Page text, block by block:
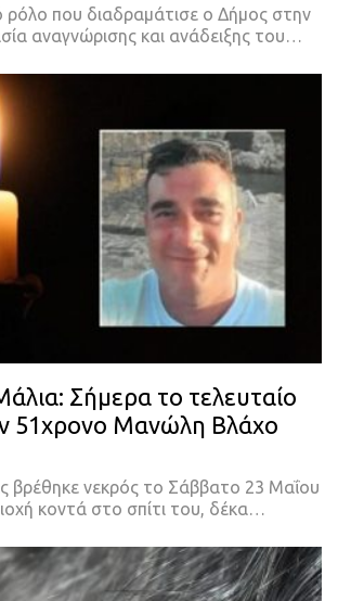
ρόλο που διαδραμάτισε ο Δήμος στην
αναγνώρισης και ανάδειξης του…
Σήμερα το τελευταίο
51χρονο Μανώλη Βλάχο
βρέθηκε νεκρός το Σάββατο 23 Μαΐου
κοντά στο σπίτι του, δέκα…